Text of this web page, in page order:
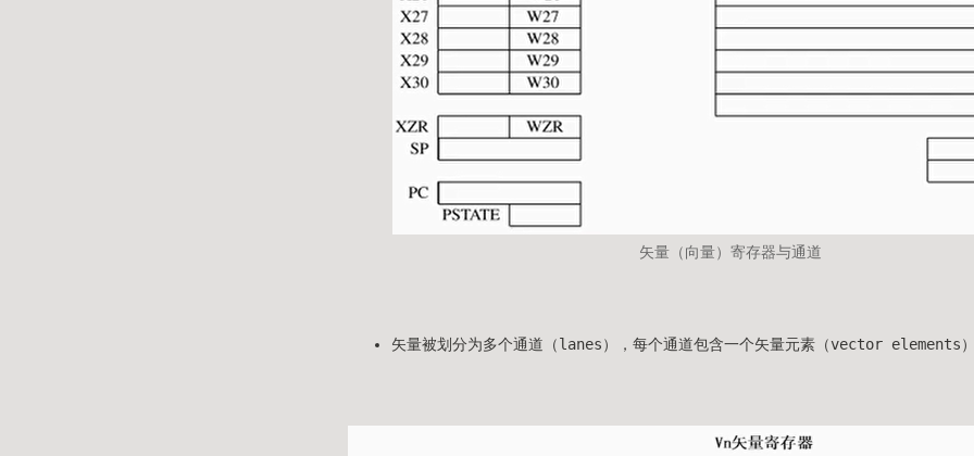
矢量（向量）寄存器与通道
矢量被划分为多个通道（lanes），每个通道包含一个矢量元素（vector elements